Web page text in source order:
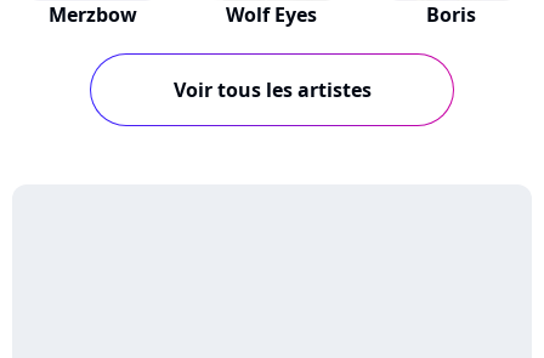
Merzbow Wolf Eyes Boris
Voir tous les artistes